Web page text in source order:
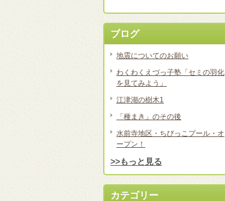
ブログ
地震についてのお願い
わくわくえづっ子塾「セミの羽化
を見てみよう」
江津湖の樹木1
「種まき」のその後
水前寺地区・ちびっこプール・オ
ープン！
>>もっと見る
カテゴリー